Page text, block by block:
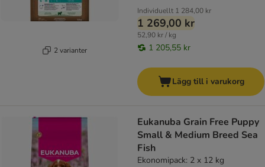
2 varianter
Individuellt 1 284,00 kr
1 269,00 kr
52,90 kr / kg
1 205,55 kr
Lägg till i varukorg
Eukanuba Grain Free Puppy
Small & Medium Breed Sea
Fish
Ekonomipack: 2 x 12 kg